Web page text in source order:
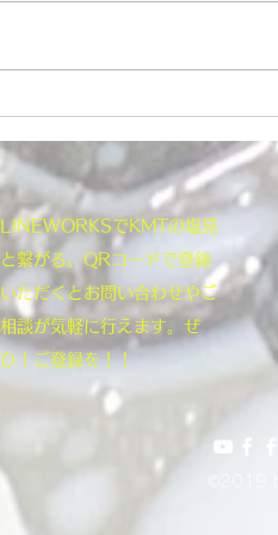
​LINEWORKSでKMTの塩見
と繋がる。QRコードで登録
いただくとお問い合わせやご
相談が気軽に行えます。ぜ
ひ！ご登録を！！
©2019